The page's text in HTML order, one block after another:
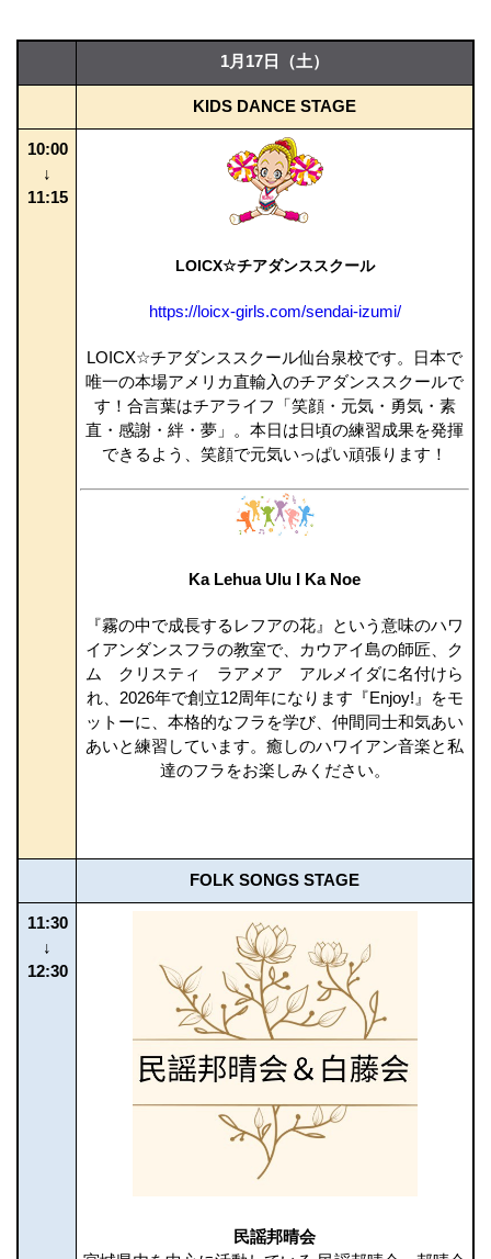
1月17日（土）
KIDS DANCE STAGE
10:00
↓
11:15
LOICX☆チアダンススクール
https://loicx-girls.com/sendai-izumi/
LOICX☆チアダンススクール仙台泉校です。日本で
唯一の本場アメリカ直輸入のチアダンススクールで
す！合言葉はチアライフ「笑顔・元気・勇気・素
直・感謝・絆・夢」。本日は日頃の練習成果を発揮
できるよう、笑顔で元気いっぱい頑張ります！
Ka Lehua Ulu I Ka Noe
『霧の中で成長するレフアの花』という意味のハワ
イアンダンスフラの教室で、カウアイ島の師匠、ク
ム クリスティ ラアメア アルメイダに名付けら
れ、2026年で創立12周年になります『Enjoy!』をモ
ットーに、本格的なフラを学び、仲間同士和気あい
あいと練習しています。癒しのハワイアン音楽と私
達のフラをお楽しみください。
FOLK SONGS STAGE
11:30
↓
12:30
民謡邦晴会